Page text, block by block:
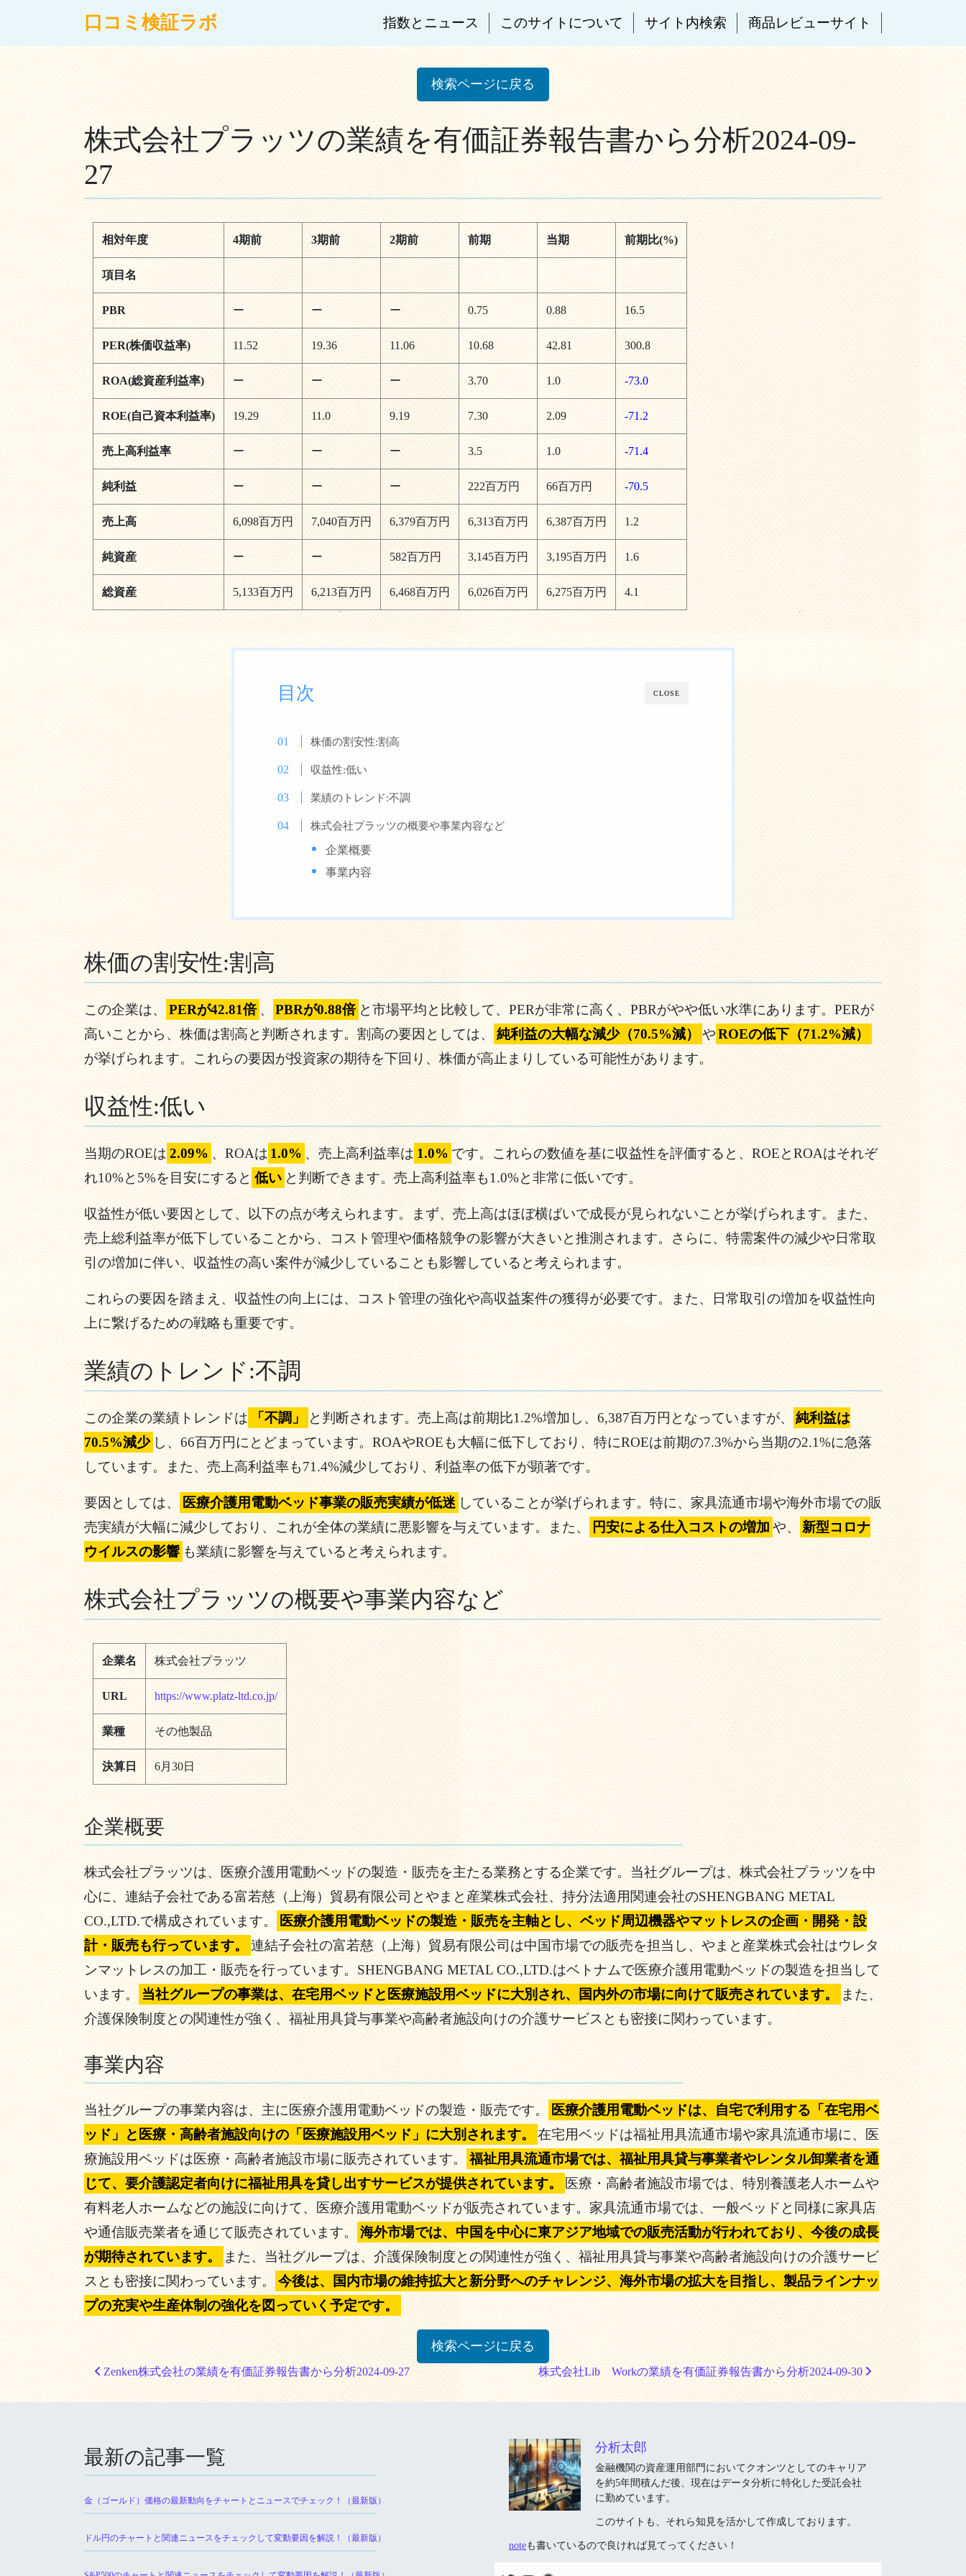
メインナビゲーション
口コミ検証ラボ 指数とニュース このサイトについて サイト内検索 商品レビューサイト
検索ページに戻る
株式会社プラッツの業績を有価証券報告書から分析2024-09-
27
相対年度 4期前 3期前 2期前 前期 当期 前期比(%)
項目名
PBR ー ー ー 0.75 0.88 16.5
PER(株価収益率) 11.52 19.36 11.06 10.68 42.81 300.8
ROA(総資産利益率) ー ー ー 3.70 1.0 -73.0
ROE(自己資本利益率) 19.29 11.0 9.19 7.30 2.09 -71.2
売上高利益率 ー ー ー 3.5 1.0 -71.4
純利益 ー ー ー 222百万円 66百万円 -70.5
売上高 6,098百万円 7,040百万円 6,379百万円 6,313百万円 6,387百万円 1.2
純資産 ー ー 582百万円 3,145百万円 3,195百万円 1.6
総資産 5,133百万円 6,213百万円 6,468百万円 6,026百万円 6,275百万円 4.1
CLOSE
目次
株価の割安性:割高
収益性:低い
業績のトレンド:不調
株式会社プラッツの概要や事業内容など
企業概要
事業内容
株価の割安性:割高
この企業は、 PERが42.81倍 、 PBRが0.88倍 と市場平均と比較して、PERが非常に高く、PBRがやや低い水準にあります。PERが
高いことから、株価は割高と判断されます。割高の要因としては、
純利益の大幅な減少（70.5%減） や ROEの低下（71.2%減）
が挙げられます。これらの要因が投資家の期待を下回り、株価が高止まりしている可能性があります。
収益性:低い
当期のROEは 2.09% 、ROAは 1.0% 、売上高利益率は 1.0% です。これらの数値を基に収益性を評価すると、ROEとROAはそれぞ
れ10%と5%を目安にすると 低い と判断できます。売上高利益率も1.0%と非常に低いです。
収益性が低い要因として、以下の点が考えられます。まず、売上高はほぼ横ばいで成長が見られないことが挙げられます。また、
売上総利益率が低下していることから、コスト管理や価格競争の影響が大きいと推測されます。さらに、特需案件の減少や日常取
引の増加に伴い、収益性の高い案件が減少していることも影響していると考えられます。
これらの要因を踏まえ、収益性の向上には、コスト管理の強化や高収益案件の獲得が必要です。また、日常取引の増加を収益性向
上に繋げるための戦略も重要です。
業績のトレンド:不調
この企業の業績トレンドは 「不調」 と判断されます。売上高は前期比1.2%増加し、6,387百万円となっていますが、
純利益は
70.5%減少 し、66百万円にとどまっています。ROAやROEも大幅に低下しており、特にROEは前期の7.3%から当期の2.1%に急落
しています。また、売上高利益率も71.4%減少しており、利益率の低下が顕著です。
要因としては、 医療介護用電動ベッド事業の販売実績が低迷 していることが挙げられます。特に、家具流通市場や海外市場での販
売実績が大幅に減少しており、これが全体の業績に悪影響を与えています。また、
円安による仕入コストの増加 や、
新型コロナ
ウイルスの影響 も業績に影響を与えていると考えられます。
株式会社プラッツの概要や事業内容など
企業名 株式会社プラッツ
URL https://www.platz-ltd.co.jp/
業種 その他製品
決算日 6月30日
企業概要
株式会社プラッツは、医療介護用電動ベッドの製造・販売を主たる業務とする企業です。当社グループは、株式会社プラッツを中
心に、連結子会社である富若慈（上海）貿易有限公司とやまと産業株式会社、持分法適用関連会社のSHENGBANG METAL
CO.,LTD.で構成されています。
医療介護用電動ベッドの製造・販売を主軸とし、ベッド周辺機器やマットレスの企画・開発・設
計・販売も行っています。
連結子会社の富若慈（上海）貿易有限公司は中国市場での販売を担当し、やまと産業株式会社はウレタ
ンマットレスの加工・販売を行っています。SHENGBANG METAL CO.,LTD.はベトナムで医療介護用電動ベッドの製造を担当して
います。
当社グループの事業は、在宅用ベッドと医療施設用ベッドに大別され、国内外の市場に向けて販売されています。
また、
介護保険制度との関連性が強く、福祉用具貸与事業や高齢者施設向けの介護サービスとも密接に関わっています。
事業内容
当社グループの事業内容は、主に医療介護用電動ベッドの製造・販売です。
医療介護用電動ベッドは、自宅で利用する「在宅用ベ
ッド」と医療・高齢者施設向けの「医療施設用ベッド」に大別されます。
在宅用ベッドは福祉用具流通市場や家具流通市場に、医
療施設用ベッドは医療・高齢者施設市場に販売されています。
福祉用具流通市場では、福祉用具貸与事業者やレンタル卸業者を通
じて、要介護認定者向けに福祉用具を貸し出すサービスが提供されています。
医療・高齢者施設市場では、特別養護老人ホームや
有料老人ホームなどの施設に向けて、医療介護用電動ベッドが販売されています。家具流通市場では、一般ベッドと同様に家具店
や通信販売業者を通じて販売されています。
海外市場では、中国を中心に東アジア地域での販売活動が行われており、今後の成長
が期待されています。
また、当社グループは、介護保険制度との関連性が強く、福祉用具貸与事業や高齢者施設向けの介護サービ
スとも密接に関わっています。
今後は、国内市場の維持拡大と新分野へのチャレンジ、海外市場の拡大を目指し、製品ラインナッ
プの充実や生産体制の強化を図っていく予定です。
検索ページに戻る
投稿ナビゲーション
Zenken株式会社の業績を有価証券報告書から分析2024-09-27 株式会社Lib Workの業績を有価証券報告書から分析2024-09-30
最新の記事一覧
金（ゴールド）価格の最新動向をチャートとニュースでチェック！（最新版）
ドル円のチャートと関連ニュースをチェックして変動要因を解説！（最新版）
分析太郎
金融機関の資産運用部門においてクオンツとしてのキャリア
を約5年間積んだ後、現在はデータ分析に特化した受託会社
に勤めています。
このサイトも、それら知見を活かして作成しております。
noteも書いているので良ければ見てってください！